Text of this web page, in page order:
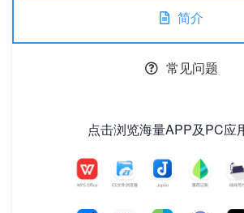
简介
常见问题
点击浏览海量APP及PC应